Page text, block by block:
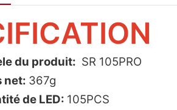
du produit: SR 105PRO
net: 367g
de LED: 105PCS